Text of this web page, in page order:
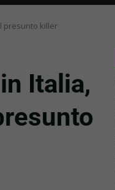
presunto killer
Italia,